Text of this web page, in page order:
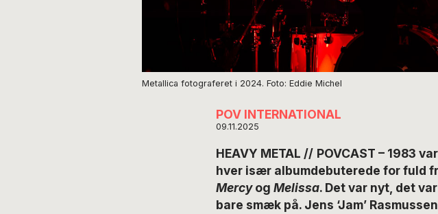
Metallica fotograferet i 2024. Foto: Eddie Michel
POV INTERNATIONAL
09.11.2025
HEAVY METAL // POVCAST – 1983
hver især albumdebuterede for fuld
Mercyog Melissa. Det var nyt, det
bare smæk på. Jens ‘Jam’